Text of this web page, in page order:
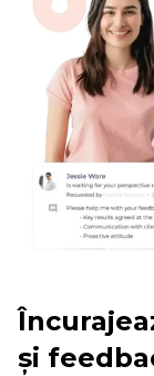
și